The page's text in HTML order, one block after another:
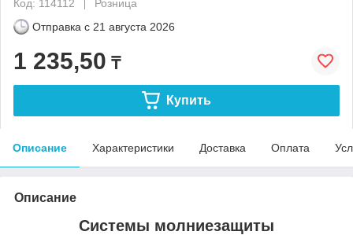
Код: 114112
Розница
Отправка с 21 августа 2026
1 235,50 ₸
Купить
Описание Характеристики Доставка Оплата
Описание
Системы молниезащиты